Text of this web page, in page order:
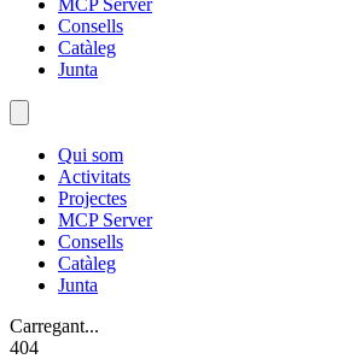
MCP Server
Consells
Catàleg
Junta
Qui som
Activitats
Projectes
MCP Server
Consells
Catàleg
Junta
Carregant...
404